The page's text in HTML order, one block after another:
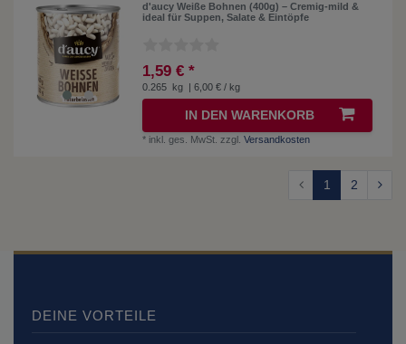
d'aucy Weiße Bohnen (400g) – Cremig-mild &
ideal für Suppen, Salate & Eintöpfe
1,59 € *
0.265 kg | 6,00 € / kg
IN DEN WARENKORB
* inkl. ges. MwSt. zzgl.Versandkosten
1 2
DEINE VORTEILE